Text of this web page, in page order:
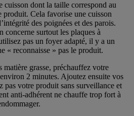
cuisson dont la taille correspond au
produit. Cela favorise une cuisson
des poignées et des parois.
concerne surtout les plaques à
pas un foyer adapté, il y a un
« reconnaisse » pas le produit.
matière grasse, préchauffez votre
2 minutes. Ajoutez ensuite vos
pas votre produit sans surveillance et
anti-adhérent ne chauffe trop fort à